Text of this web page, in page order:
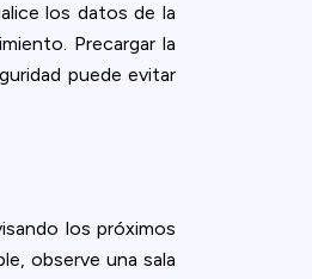
los datos de la
Precargar la
puede evitar
los próximos
observe una sala